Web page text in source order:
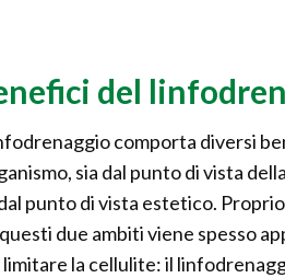
del
comporta diversi
sia dal punto di vista
punto di vista estetico.
due ambiti viene spesso
limitare la cellulite: il